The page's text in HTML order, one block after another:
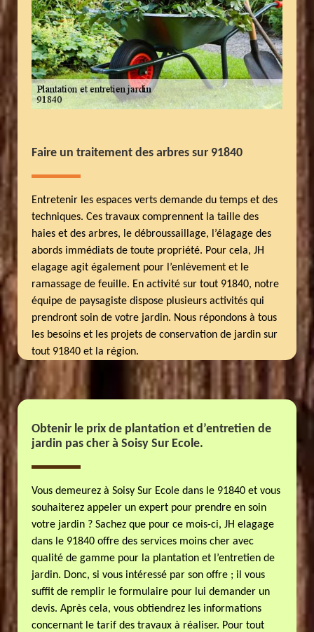
Faire un traitement des arbres sur 91840
Entretenir les espaces verts demande du temps et des
techniques. Ces travaux comprennent la taille des
haies et des arbres, le débroussaillage, l’élagage des
abords immédiats de toute propriété. Pour cela, JH
elagage agit également pour l’enlèvement et le
ramassage de feuille. En activité sur tout 91840, notre
équipe de paysagiste dispose plusieurs activités qui
prendront soin de votre jardin. Nous répondons à tous
les besoins et les projets de conservation de jardin sur
tout 91840 et la région.
Obtenir le prix de plantation et d’entretien de
jardin pas cher à Soisy Sur Ecole.
Vous demeurez à Soisy Sur Ecole dans le 91840 et vous
souhaiterez appeler un expert pour prendre en soin
votre jardin ? Sachez que pour ce mois-ci, JH elagage
dans le 91840 offre des services moins cher avec
qualité de gamme pour la plantation et l’entretien de
jardin. Donc, si vous intéressé par son offre ; il vous
suffit de remplir le formulaire pour lui demander un
devis. Après cela, vous obtiendrez les informations
concernant le tarif des travaux à réaliser. Pour tout